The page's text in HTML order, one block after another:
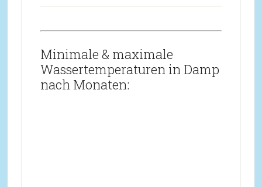
Minimale & maximale
Wassertemperaturen in Damp
nach Monaten: